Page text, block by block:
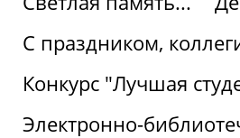
С праздником,
Конкурс "Лучшая
Электронно-